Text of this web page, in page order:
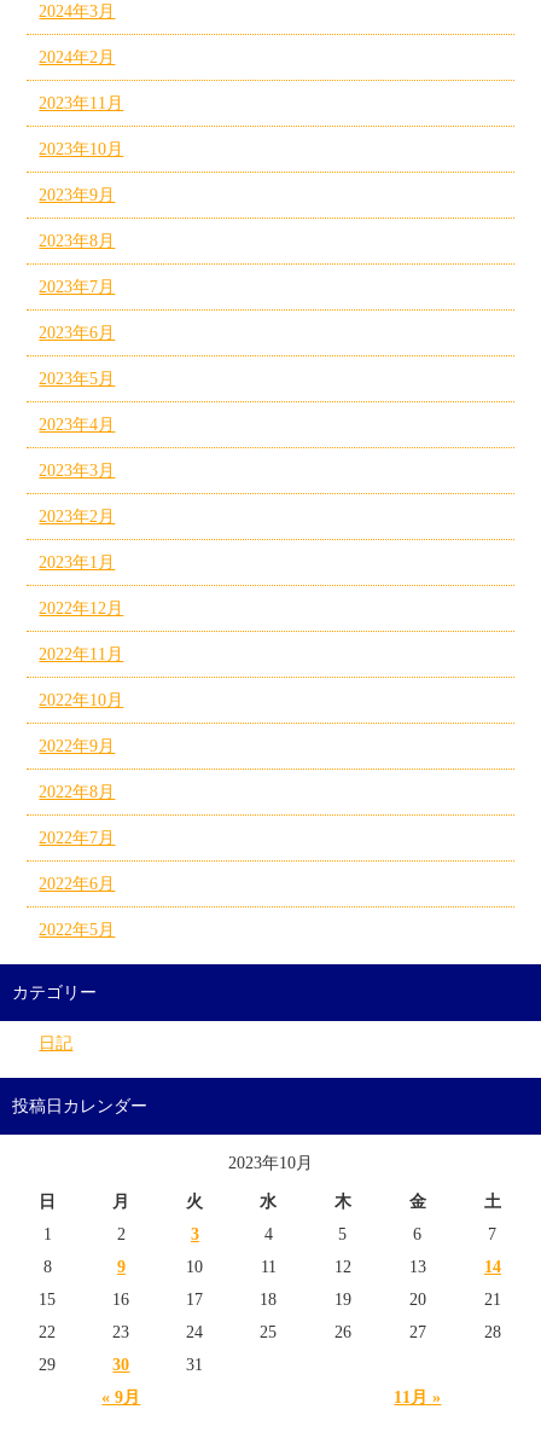
2024年3月
2024年2月
2023年11月
2023年10月
2023年9月
2023年8月
2023年7月
2023年6月
2023年5月
2023年4月
2023年3月
2023年2月
2023年1月
2022年12月
2022年11月
2022年10月
2022年9月
2022年8月
2022年7月
2022年6月
2022年5月
カテゴリー
日記
投稿日カレンダー
2023年10月
日 月 火 水 木 金 土
« 9月 11月 »
1 2 3 4 5 6
7
8
9 10 11 12 13
14
15
16 17 18 19 20
21
22
23 24 25 26 27
28
29
30 31